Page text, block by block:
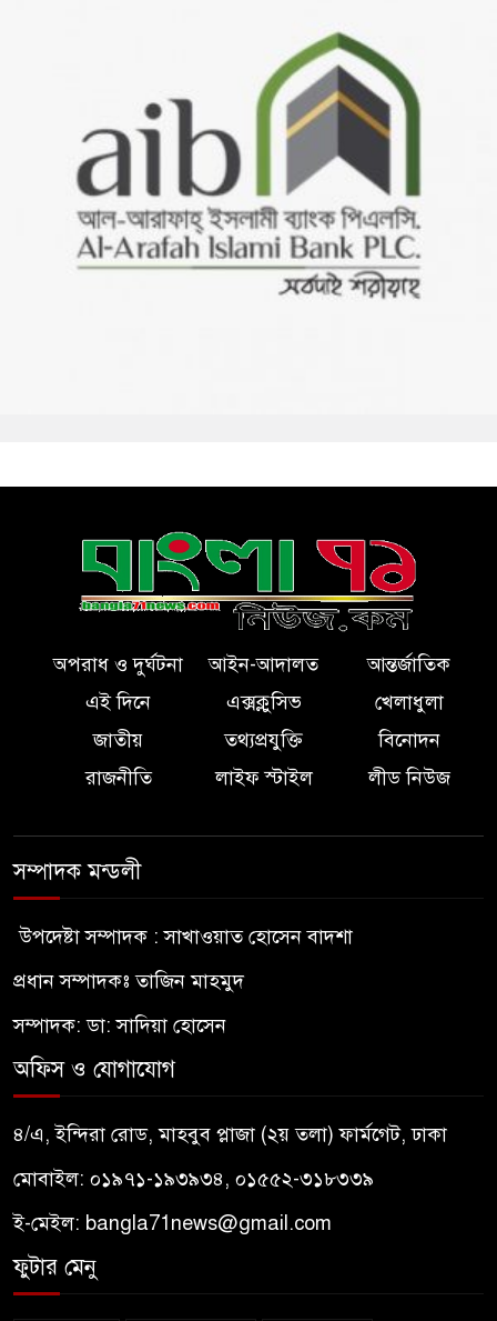
অপরাধ ও দুর্ঘটনা আইন-আদালত
আন্তর্জাতিক
এই দিনে
এক্সক্লুসিভ
খেলাধুলা
জাতীয়
তথ্যপ্রযুক্তি
বিনোদন
রাজনীতি
লাইফ স্টাইল লীড নিউজ
সম্পাদক মন্ডলী
উপদেষ্টা সম্পাদক : সাখাওয়াত হোসেন বাদশা
প্রধান সম্পাদকঃ তাজিন মাহমুদ
সম্পাদক: ডা: সাদিয়া হোসেন
অফিস ও যোগাযোগ
৪/এ, ইন্দিরা রোড, মাহবুব প্লাজা (২য় তলা) ফার্মগেট, ঢাকা
মোবাইল: ০১৯৭১-১৯৩৯৩৪, ০১৫৫২-৩১৮৩৩৯
ই-মেইল: bangla71news@gmail.com
ফুটার মেনু